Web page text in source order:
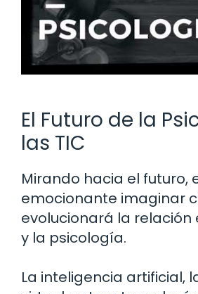
El Futuro de la
las TIC
Mirando hacia el futuro,
emocionante imaginar
evolucionará la relación
y la psicología.
La inteligencia artificial,